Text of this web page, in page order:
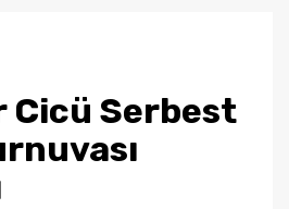
Cicü Serbest